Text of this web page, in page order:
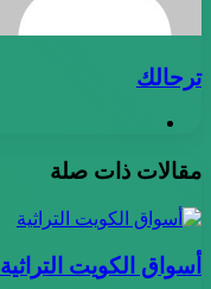
ترحالك
مقالات ذات صلة
أسواق الكويت